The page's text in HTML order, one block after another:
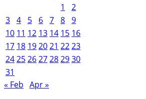
1
2
3 4 5 6 7 8 9
10 11 12 13 14 15 16
17 18 192021 2223
24252627282930
31
« Feb Apr »